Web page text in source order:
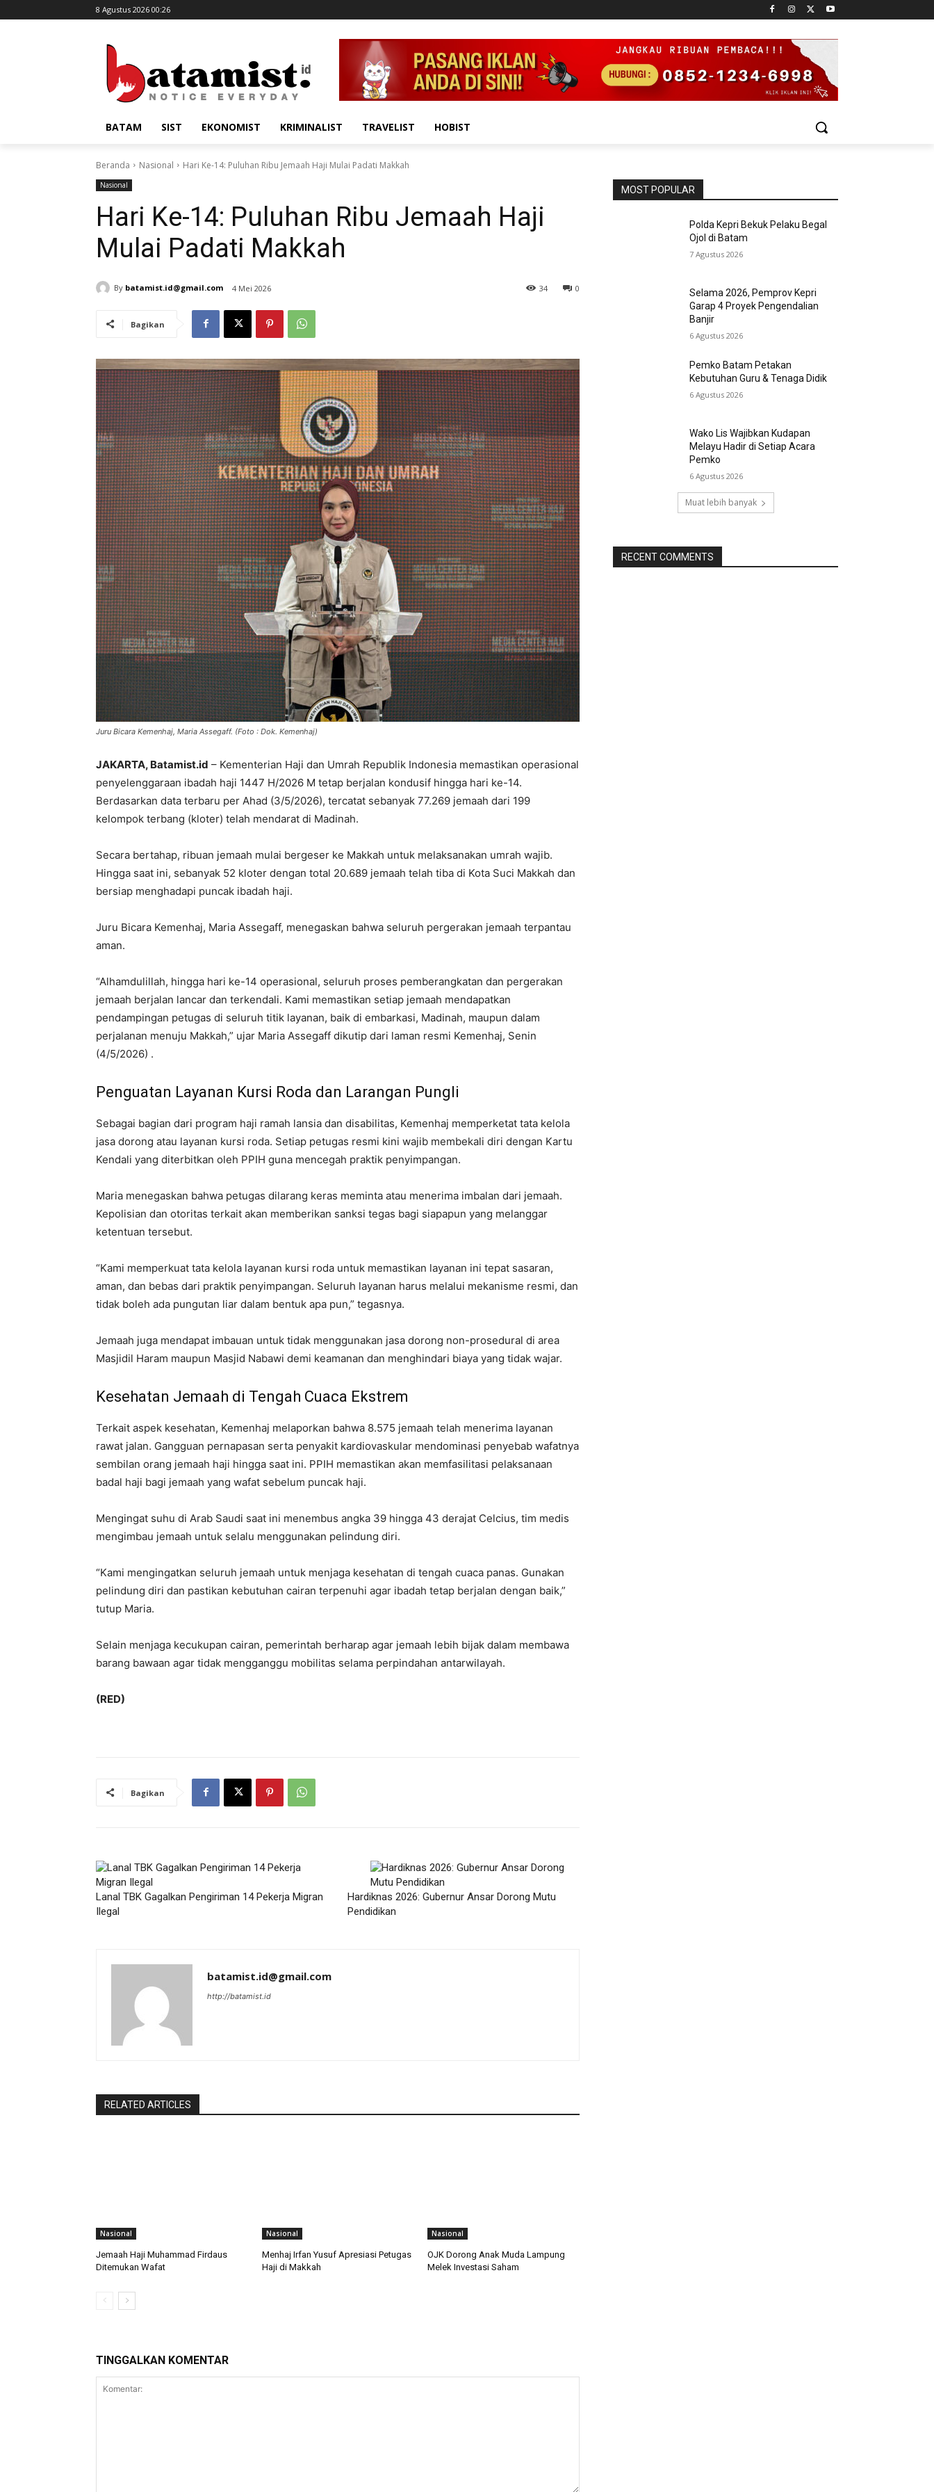
8 Agustus 2026 00:26
BATAM SIST EKONOMIST KRIMINALIST TRAVELIST HOBIST
Beranda Nasional Hari Ke-14: Puluhan Ribu Jemaah Haji Mulai Padati Makkah
Nasional
Hari Ke-14: Puluhan Ribu Jemaah Haji
Mulai Padati Makkah
By batamist.id@gmail.com 4 Mei 2026 0
34
Bagikan
Juru Bicara Kemenhaj, Maria Assegaff. (Foto : Dok. Kemenhaj)
JAKARTA, Batamist.id – Kementerian Haji dan Umrah Republik Indonesia memastikan operasional
penyelenggaraan ibadah haji 1447 H/2026 M tetap berjalan kondusif hingga hari ke-14.
Berdasarkan data terbaru per Ahad (3/5/2026), tercatat sebanyak 77.269 jemaah dari 199
kelompok terbang (kloter) telah mendarat di Madinah.
Secara bertahap, ribuan jemaah mulai bergeser ke Makkah untuk melaksanakan umrah wajib.
Hingga saat ini, sebanyak 52 kloter dengan total 20.689 jemaah telah tiba di Kota Suci Makkah dan
bersiap menghadapi puncak ibadah haji.
Juru Bicara Kemenhaj, Maria Assegaff, menegaskan bahwa seluruh pergerakan jemaah terpantau
aman.
“Alhamdulillah, hingga hari ke-14 operasional, seluruh proses pemberangkatan dan pergerakan
jemaah berjalan lancar dan terkendali. Kami memastikan setiap jemaah mendapatkan
pendampingan petugas di seluruh titik layanan, baik di embarkasi, Madinah, maupun dalam
perjalanan menuju Makkah,” ujar Maria Assegaff dikutip dari laman resmi Kemenhaj, Senin
(4/5/2026) .
Penguatan Layanan Kursi Roda dan Larangan Pungli
Sebagai bagian dari program haji ramah lansia dan disabilitas, Kemenhaj memperketat tata kelola
jasa dorong atau layanan kursi roda. Setiap petugas resmi kini wajib membekali diri dengan Kartu
Kendali yang diterbitkan oleh PPIH guna mencegah praktik penyimpangan.
Maria menegaskan bahwa petugas dilarang keras meminta atau menerima imbalan dari jemaah.
Kepolisian dan otoritas terkait akan memberikan sanksi tegas bagi siapapun yang melanggar
ketentuan tersebut.
“Kami memperkuat tata kelola layanan kursi roda untuk memastikan layanan ini tepat sasaran,
aman, dan bebas dari praktik penyimpangan. Seluruh layanan harus melalui mekanisme resmi, dan
tidak boleh ada pungutan liar dalam bentuk apa pun,” tegasnya.
Jemaah juga mendapat imbauan untuk tidak menggunakan jasa dorong non-prosedural di area
Masjidil Haram maupun Masjid Nabawi demi keamanan dan menghindari biaya yang tidak wajar.
Kesehatan Jemaah di Tengah Cuaca Ekstrem
Terkait aspek kesehatan, Kemenhaj melaporkan bahwa 8.575 jemaah telah menerima layanan
rawat jalan. Gangguan pernapasan serta penyakit kardiovaskular mendominasi penyebab wafatnya
sembilan orang jemaah haji hingga saat ini. PPIH memastikan akan memfasilitasi pelaksanaan
badal haji bagi jemaah yang wafat sebelum puncak haji.
Mengingat suhu di Arab Saudi saat ini menembus angka 39 hingga 43 derajat Celcius, tim medis
mengimbau jemaah untuk selalu menggunakan pelindung diri.
“Kami mengingatkan seluruh jemaah untuk menjaga kesehatan di tengah cuaca panas. Gunakan
pelindung diri dan pastikan kebutuhan cairan terpenuhi agar ibadah tetap berjalan dengan baik,”
tutup Maria.
Selain menjaga kecukupan cairan, pemerintah berharap agar jemaah lebih bijak dalam membawa
barang bawaan agar tidak mengganggu mobilitas selama perpindahan antarwilayah.
(RED)
Bagikan
Lanal TBK Gagalkan Pengiriman 14 Pekerja Migran
Ilegal
Hardiknas 2026: Gubernur Ansar Dorong Mutu
Pendidikan
batamist.id@gmail.com
http://batamist.id
RELATED ARTICLES
Nasional
Jemaah Haji Muhammad Firdaus
Ditemukan Wafat
Nasional
Menhaj Irfan Yusuf Apresiasi Petugas
Haji di Makkah
Nasional
OJK Dorong Anak Muda Lampung
Melek Investasi Saham
TINGGALKAN KOMENTAR
MOST POPULAR
Polda Kepri Bekuk Pelaku Begal
Ojol di Batam
7 Agustus 2026
Selama 2026, Pemprov Kepri
Garap 4 Proyek Pengendalian
Banjir
6 Agustus 2026
Pemko Batam Petakan
Kebutuhan Guru & Tenaga Didik
6 Agustus 2026
Wako Lis Wajibkan Kudapan
Melayu Hadir di Setiap Acara
Pemko
6 Agustus 2026
Muat lebih banyak
RECENT COMMENTS